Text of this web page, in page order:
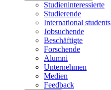
Studieninteressierte
Studierende
International students
Jobsuchende
Beschäftigte
Forschende
Alumni
Unternehmen
Medien
Feedback